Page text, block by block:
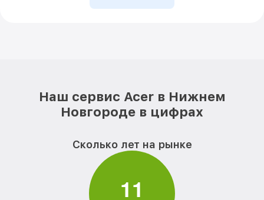
Наш сервис Acer в Нижнем
Новгороде в цифрах
Сколько лет на рынке
11